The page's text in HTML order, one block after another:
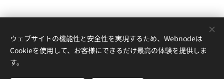
© 2024愛媛大学 フランス語学習支援サイト All Rights Reserved.
ウェブサイトの機能性と安全性を実現するため、Webnodeは
Cookieを使用して、お客様にできるだけ最高の体験を提供しま
す。